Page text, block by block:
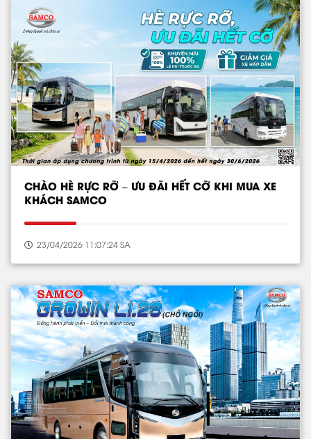
CHÀO HÈ RỰC RỠ – ƯU ĐÃI HẾT CỠ KHI MUA XE
KHÁCH SAMCO
23/04/2026 11:07:24 SA